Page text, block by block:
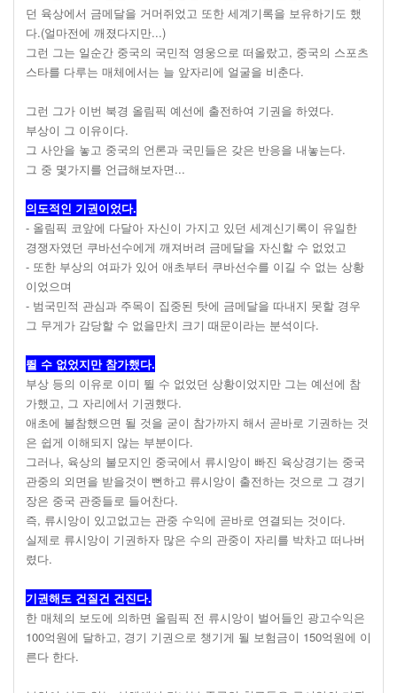
던 육상에서 금메달을 거머쥐었고 또한 세계기록을 보유하기도 했
다.(얼마전에 깨졌다지만...)
그런 그는 일순간 중국의 국민적 영웅으로 떠올랐고, 중국의 스포츠
스타를 다루는 매체에서는 늘 앞자리에 얼굴을 비춘다.
그런 그가 이번 북경 올림픽 예선에 출전하여 기권을 하였다.
부상이 그 이유이다.
그 사안을 놓고 중국의 언론과 국민들은 갖은 반응을 내놓는다.
그 중 몇가지를 언급해보자면...
의도적인 기권이었다.
- 올림픽 코앞에 다달아 자신이 가지고 있던 세계신기록이 유일한
경쟁자였던 쿠바선수에게 깨져버려 금메달을 자신할 수 없었고
- 또한 부상의 여파가 있어 애초부터 쿠바선수를 이길 수 없는 상황
이었으며
- 범국민적 관심과 주목이 집중된 탓에 금메달을 따내지 못할 경우
그 무게가 감당할 수 없을만치 크기 때문이라는 분석이다.
뛸 수 없었지만 참가했다.
부상 등의 이유로 이미 뛸 수 없었던 상황이었지만 그는 예선에 참
가했고, 그 자리에서 기권했다.
애초에 불참했으면 될 것을 굳이 참가까지 해서 곧바로 기권하는 것
은 쉽게 이해되지 않는 부분이다.
그러나, 육상의 불모지인 중국에서 류시앙이 빠진 육상경기는 중국
관중의 외면을 받을것이 뻔하고 류시앙이 출전하는 것으로 그 경기
장은 중국 관중들로 들어찬다.
즉, 류시앙이 있고없고는 관중 수익에 곧바로 연결되는 것이다.
실제로 류시앙이 기권하자 많은 수의 관중이 자리를 박차고 떠나버
렸다.
기권해도 건질건 건진다.
한 매체의 보도에 의하면 올림픽 전 류시앙이 벌어들인 광고수익은
100억원에 달하고, 경기 기권으로 챙기게 될 보험금이 150억원에 이
른다 한다.